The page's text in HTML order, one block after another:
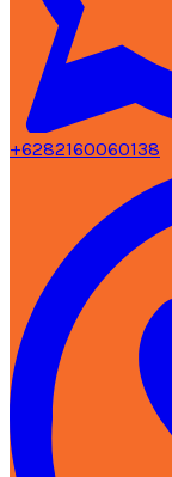
+6282160060138